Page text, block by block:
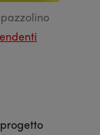
progetto